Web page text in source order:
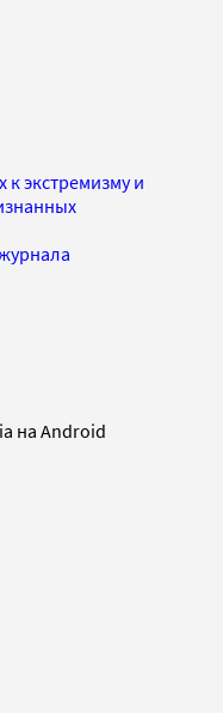
к экстремизму и
на Android